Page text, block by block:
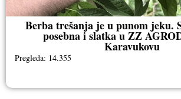
Berba trešanja je u punom jeku.
posebna i slatka u ZZ
Karavukovu
Pregleda: 14.355